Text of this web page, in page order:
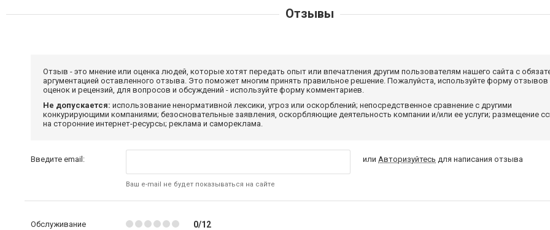
Отзывы
Отзыв - это мнение или оценка людей, которые хотят передать опыт или впечатления другим пользователям нашего сайта с
аргументацией оставленного отзыва. Это поможет многим принять правильное решение. Пожалуйста, используйте форму отзывов
оценок и рецензий, для вопросов и обсуждений - используйте форму комментариев.
Не допускается: использование ненормативной лексики, угроз или оскорблений; непосредственное сравнение с другими
конкурирующими компаниями; безосновательные заявления, оскорбляющие деятельность компании и/или ее услуги; размещение
на сторонние интернет-ресурсы; реклама и самореклама.
Введите email:
Ваш e-mail не будет показываться на сайте
илиАвторизуйтесь для написания отзыва
Обслуживание 0/12